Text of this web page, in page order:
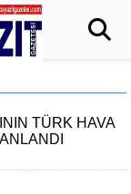
TÜRK HAVA